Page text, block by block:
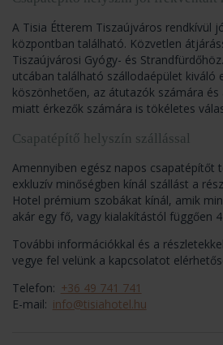
A Tisia Étterem Tiszaújváros rendkívül
központban található. Közvetlen
Tiszaújvárosi Gyógy- és
utcában található szállodaépület kiváló
köszönhetően, az átutazók számára és
miatt érkezők számára is tökéletes
Csapatépítő helyszín szállással
Amennyiben egész napos csapatépítőt
exkluzív minőségben kínál szállást a
Hotel prémium szobákat kínál, amik
akár egy fő, vagy kialakítástól függően
További információkkal és a
vegye fel velünk a kapcsolatot
Telefon: +36 49 741 741
E-mail: info@tisiahotel.hu